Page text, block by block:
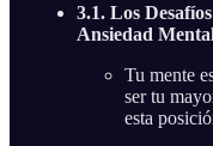
3.1. Los
Ansiedad
Tu mente
ser tu
esta